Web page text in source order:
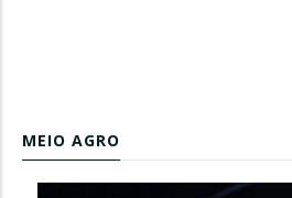
MEIO AGRO